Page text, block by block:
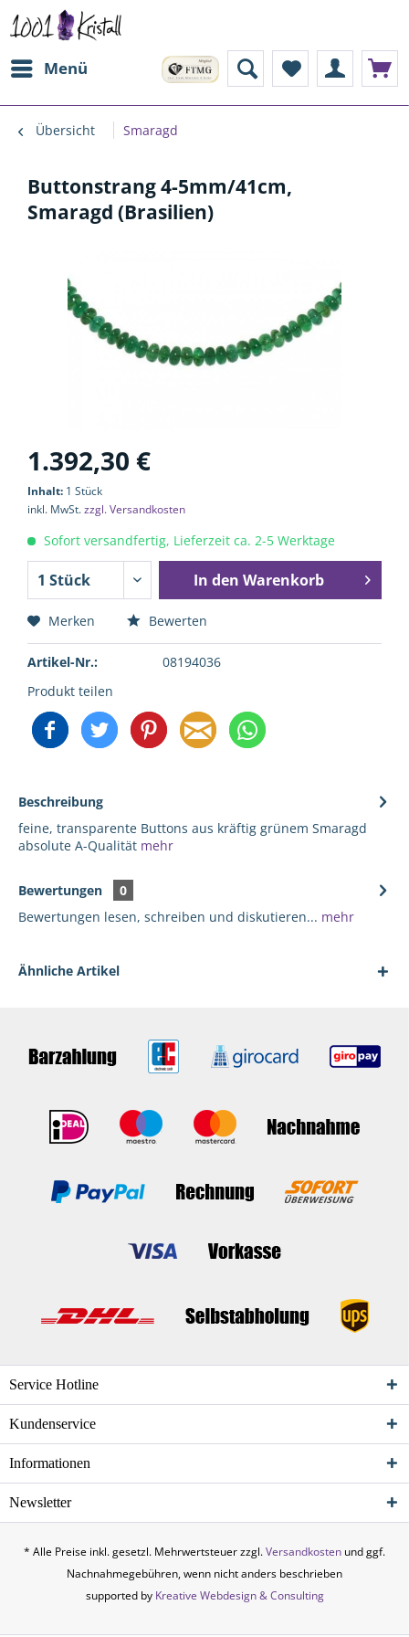
Menü
Übersicht Smaragd
Buttonstrang 4-5mm/41cm,
Smaragd (Brasilien)
1.392,30 €
Inhalt: 1 Stück
inkl. MwSt.zzgl. Versandkosten
Sofort versandfertig, Lieferzeit ca. 2-5 Werktage
In den Warenkorb
Merken Bewerten
Artikel-Nr.:
08194036
Produkt teilen
Beschreibung
feine, transparente Buttons aus kräftig grünem Smaragd
absolute A-Qualität mehr
Bewertungen
0
Bewertungen lesen, schreiben und diskutieren... mehr
Ähnliche Artikel
Service Hotline
Kundenservice
Informationen
Newsletter
* Alle Preise inkl. gesetzl. Mehrwertsteuer zzgl.Versandkosten und ggf.
Nachnahmegebühren, wenn nicht anders beschrieben
supported by Kreative Webdesign & Consulting